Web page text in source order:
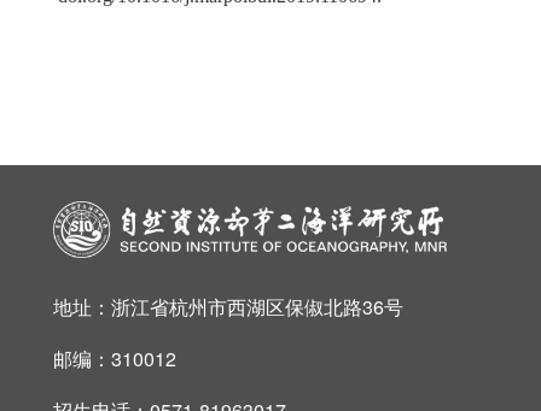
地址：浙江省杭州市西湖区保俶北路36号
邮编：310012